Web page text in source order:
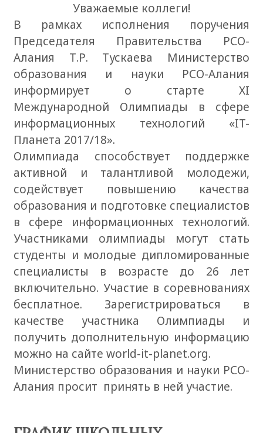
Уважаемые коллеги!
В рамках исполнения поручения
Председателя Правительства РСО-
Алания Т.Р. Тускаева Министерство
образования и науки РСО-Алания
информирует о старте XI
Международной Олимпиады в сфере
информационных технологий «IT-
Планета 2017/18».
Олимпиада способствует поддержке
активной и талантливой молодежи,
содействует повышению качества
образования и подготовке специалистов
в сфере информационных технологий.
Участниками олимпиады могут стать
студенты и молодые дипломированные
специалисты в возрасте до 26 лет
включительно. Участие в соревнованиях
бесплатное. Зарегистрироваться в
качестве участника Олимпиады и
получить дополнительную информацию
можно на сайте world-it-planet.org.
Министерство образования и науки РСО-
Алания просит принять в ней участие.